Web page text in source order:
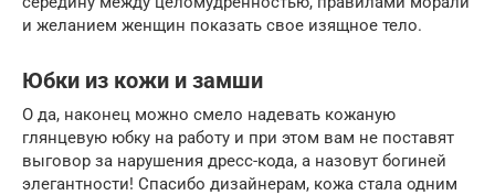
и желанием женщин показать свое изящное тело.
Юбки из кожи и замши
О да, наконец можно смело надевать кожаную
глянцевую юбку на работу и при этом вам не поставят
выговор за нарушения дресс-кода, а назовут богиней
элегантности! Спасибо дизайнерам, кожа стала одним